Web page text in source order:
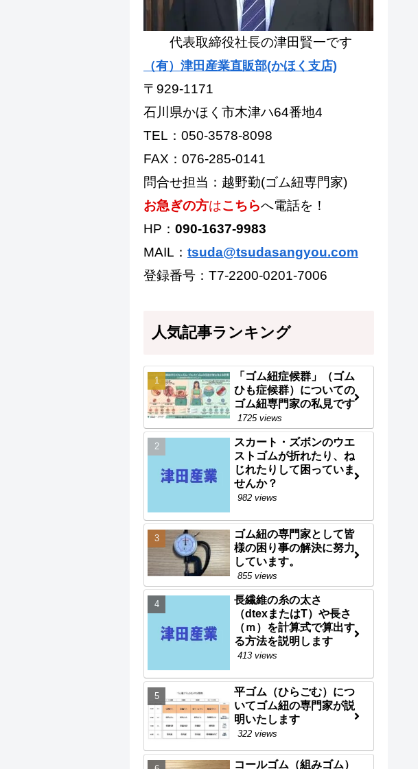
代表取締役社長の津田賢一です
（有）津田産業直販部(かほく支店)
〒929-1171
石川県かほく市木津ハ64番地4
TEL：050-3578-8098
FAX：076-285-0141
問合せ担当：越野勤(ゴム紐専門家)
お急ぎの方はこちらへ電話を！
HP： 090-1637-9983
MAIL： tsuda@tsudasangyou.com
登録番号：T7-2200-0201-7006
人気記事ランキング
「ゴム紐症候群」（ゴム
ひも症候群）についての
ゴム紐専門家の私見です
1725 views
スカート・ズボンのウエ
ストゴムが折れたり、ね
じれたりして困っていま
せんか？
982 views
ゴム紐の専門家として皆
様の困り事の解決に努力
しています。
855 views
長繊維の糸の太さ
（dtexまたはT）や長さ
（ｍ）を計算式で算出す
る方法を説明します
413 views
平ゴム（ひらごむ）につ
いてゴム紐の専門家が説
明いたします
322 views
コールゴム（組みゴム）